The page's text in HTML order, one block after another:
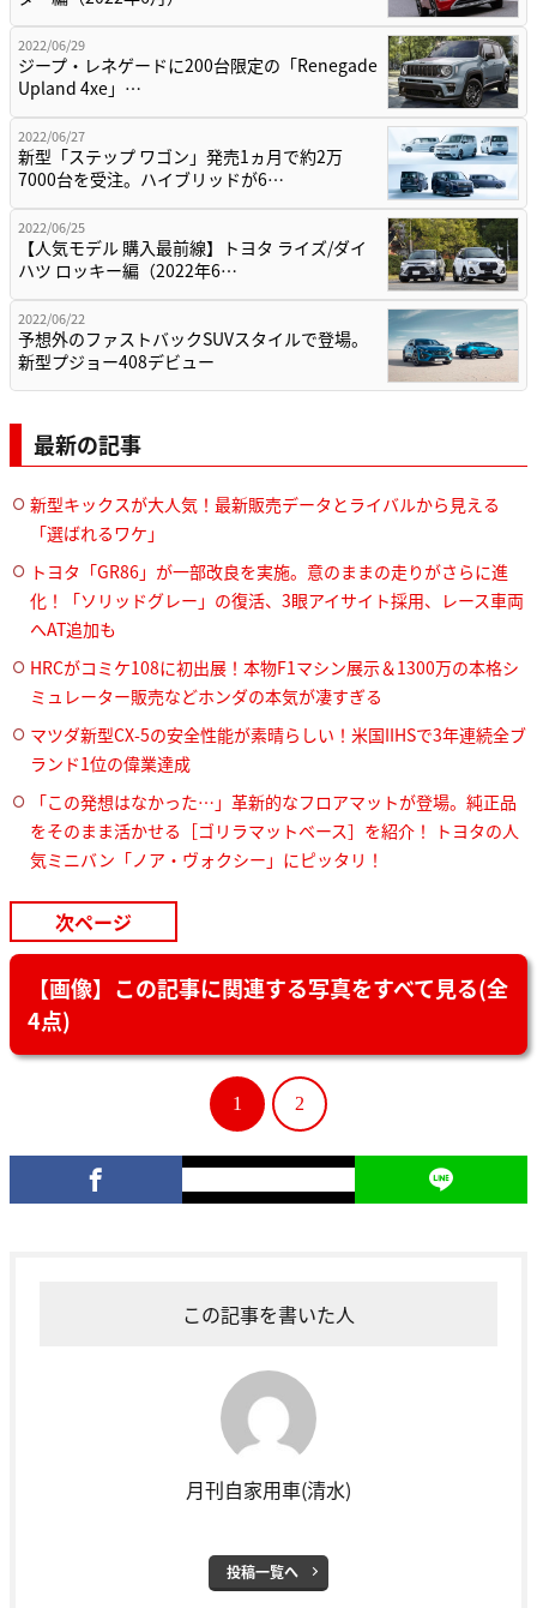
2022/06/29
ジープ・レネゲードに200台限定の「Renegade
Upland 4xe」…
2022/06/27
新型「ステップ ワゴン」発売1ヵ月で約2万
7000台を受注。ハイブリッドが6…
2022/06/25
【人気モデル 購入最前線】トヨタ ライズ/ダイ
ハツ ロッキー編（2022年6…
2022/06/22
予想外のファストバックSUVスタイルで登場。
新型プジョー408デビュー
最新の記事
新型キックスが大人気！最新販売データとライバルから見える
「選ばれるワケ」
トヨタ「GR86」が一部改良を実施。意のままの走りがさらに進
化！「ソリッドグレー」の復活、3眼アイサイト採用、レース車両
へAT追加も
HRCがコミケ108に初出展！本物F1マシン展示＆1300万の本格シ
ミュレーター販売などホンダの本気が凄すぎる
マツダ新型CX-5の安全性能が素晴らしい！米国IIHSで3年連続全ブ
ランド1位の偉業達成
「この発想はなかった…」革新的なフロアマットが登場。純正品
をそのまま活かせる［ゴリラマットベース］を紹介！ トヨタの人
気ミニバン「ノア・ヴォクシー」にピッタリ！
次ページ
【画像】この記事に関連する写真をすべて見る(全
4点)
1 2
この記事を書いた人
月刊自家用車(清水)
投稿一覧へ